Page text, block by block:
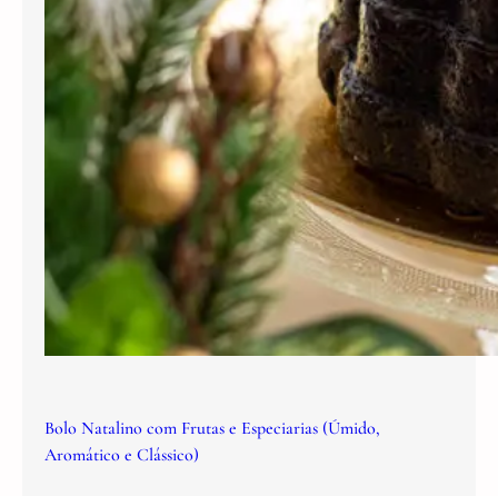
Bolo Natalino com Frutas e Especiarias (Úmido,
Aromático e Clássico)